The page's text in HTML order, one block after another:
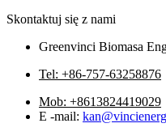
Skontaktuj się z nami
Greenvinci Biomasa
Tel: +86-757-63258876
Mob: +8613824419029
E -mail: